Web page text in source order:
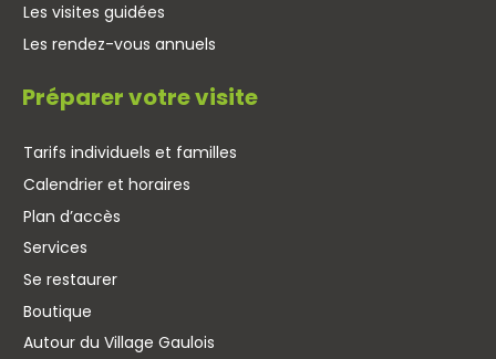
Les visites guidées
Les rendez-vous annuels
Préparer votre visite
Tarifs individuels et familles
Calendrier et horaires
Plan d’accès
Services
Se restaurer
Boutique
Autour du Village Gaulois